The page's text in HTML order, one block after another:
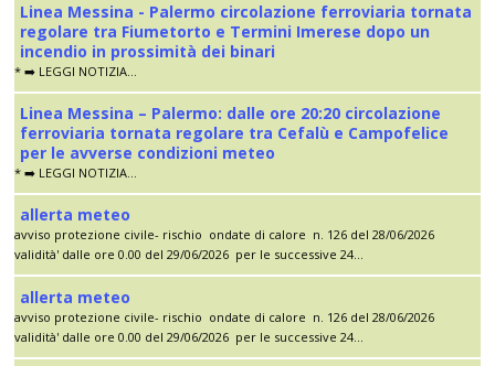
Linea Messina - Palermo circolazione ferroviaria tornata
regolare tra Fiumetorto e Termini Imerese dopo un
incendio in prossimità dei binari
* ➡️ LEGGI NOTIZIA...
Linea Messina – Palermo: dalle ore 20:20 circolazione
ferroviaria tornata regolare tra Cefalù e Campofelice
per le avverse condizioni meteo
* ➡️ LEGGI NOTIZIA...
allerta meteo
avviso protezione civile- rischio ondate di calore n. 126 del 28/06/2026
validità' dalle ore 0.00 del 29/06/2026 per le successive 24...
allerta meteo
avviso protezione civile- rischio ondate di calore n. 126 del 28/06/2026
validità' dalle ore 0.00 del 29/06/2026 per le successive 24...